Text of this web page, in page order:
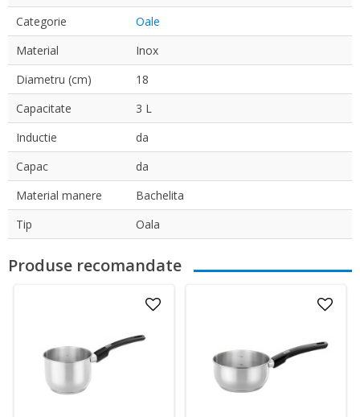
Categorie
Oale
Material
Inox
Diametru (cm)
18
Capacitate
3 L
Inductie
da
Capac
da
Material manere
Bachelita
Tip
Oala
Produse recomandate